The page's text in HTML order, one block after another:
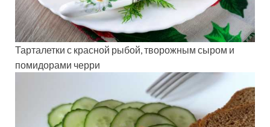
Тарталетки с красной рыбой, творожным сыром и
помидорами черри